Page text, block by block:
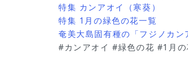
特集 カンアオイ（寒葵）
特集 1月の緑色の花一覧
奄美大島固有種の「フジノカ
#カンアオイ #緑色の花 #1月